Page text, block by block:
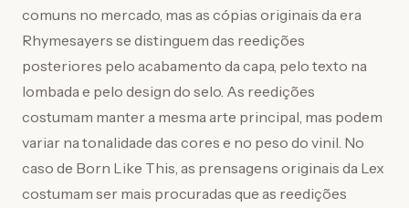
comuns no mercado, mas as cópias originais da era
Rhymesayers se distinguem das reedições
posteriores pelo acabamento da capa, pelo texto na
lombada e pelo design do selo. As reedições
costumam manter a mesma arte principal, mas podem
variar na tonalidade das cores e no peso do vinil. No
caso de Born Like This, as prensagens originais da Lex
costumam ser mais procuradas que as reedições